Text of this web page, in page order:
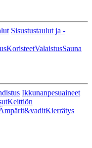
Sisustustaulut ja -
KoristeetValaistusSauna
Ikkunanpesuaineet
Keittiön
Kierrätys